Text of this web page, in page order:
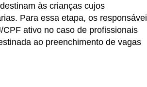
às crianças cujos
Para essa etapa, os
ativo no caso de profissionais
ao preenchimento de vagas